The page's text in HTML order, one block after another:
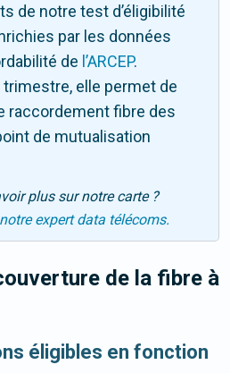
de notre test d’éligibilité
par les données
de l’ARCEP.
elle permet de
raccordement fibre des
de mutualisation
plus sur notre carte ?
expert data télécoms.
de la fibre à
éligibles en fonction